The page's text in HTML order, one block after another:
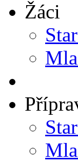
Žáci